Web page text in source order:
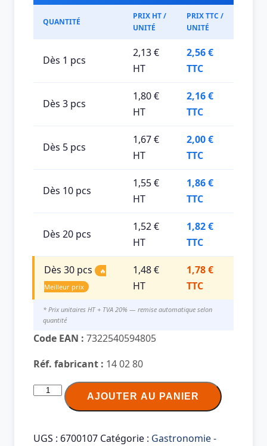
QUANTITÉ
PRIX HT /
UNITÉ
PRIX TTC /
UNITÉ
Dès 1 pcs
2,13 €
HT
2,56 €
TTC
Dès 3 pcs
1,80 €
HT
2,16 €
TTC
Dès 5 pcs
1,67 €
HT
2,00 €
TTC
Dès 10 pcs
1,55 €
HT
1,86 €
TTC
Dès 20 pcs
1,52 €
HT
1,82 €
TTC
Dès 30 pcs
🔥
Meilleur prix
1,48 €
HT
1,78 €
TTC
* Prix unitaires HT + TVA 20% — remise automatique selon
quantité
Code EAN : 7322540594805
Réf. fabricant : 14 02 80
quantité
Mouchoir
AJOUTER AU PANIER
UGS : 6700107 Catégorie : Gastronomie -